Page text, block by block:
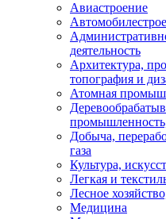
Авиастроение
деятельность
Архитектура,
топография и
Атомная
Добыча,
газа
Культура,
Легкая и
Лесное
Медицина